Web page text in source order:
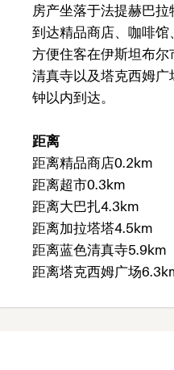
房产坐落于法提赫巴
到达精品商店、咖啡馆
方便住客在伊斯坦布
清真寺以及塔克西姆
钟以内到达。
距离
距离精品商店0.2km
距离超市0.3km
距离大巴扎4.3km
距离加拉塔塔4.5km
距离蓝色清真寺5.9km
距离塔克西姆广场